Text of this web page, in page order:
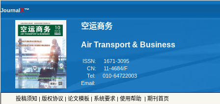
™
ISSN: 1671-3095
CN: 11-4684/F
Tel: 010-64722003
Email:
| | | | |